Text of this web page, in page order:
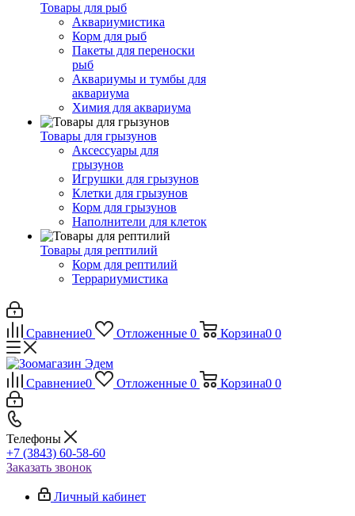
Товары для рыб
Аквариумистика
Корм для рыб
Пакеты для переноски
рыб
Аквариумы и тумбы для
аквариума
Химия для аквариума
Товары для грызунов
Аксессуары для
грызунов
Игрушки для грызунов
Клетки для грызунов
Корм для грызунов
Наполнители для клеток
Товары для рептилий
Корм для рептилий
Террариумистика
Сравнение0 Отложенные 0 Корзина0 0
Сравнение0 Отложенные 0 Корзина0 0
Телефоны
+7 (3843) 60-58-60
Заказать звонок
Личный кабинет